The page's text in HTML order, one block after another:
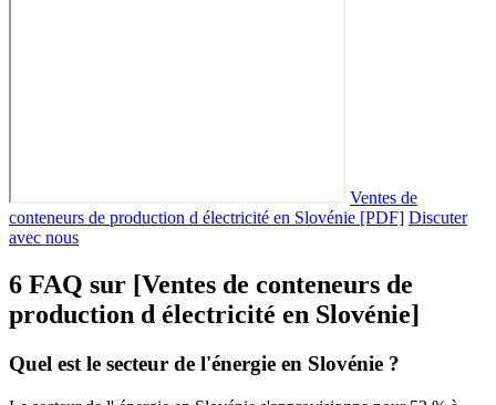
Ventes de
conteneurs de production d électricité en Slovénie [PDF] Discuter
avec nous
6 FAQ sur [Ventes de conteneurs de
production d électricité en Slovénie]
Quel est le secteur de l'énergie en Slovénie ?